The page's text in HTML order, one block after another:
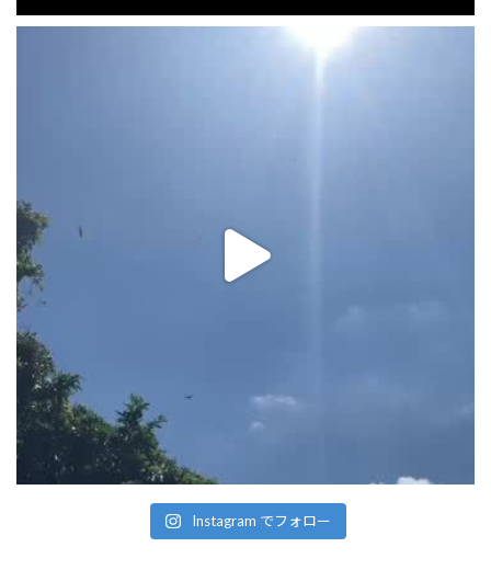
Instagram でフォロー